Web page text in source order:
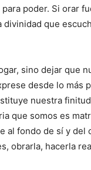
poder. Si orar
que
sino dejar que
desde lo más
nuestra
que somos es
al fondo de sí y del
obrarla, hacerla